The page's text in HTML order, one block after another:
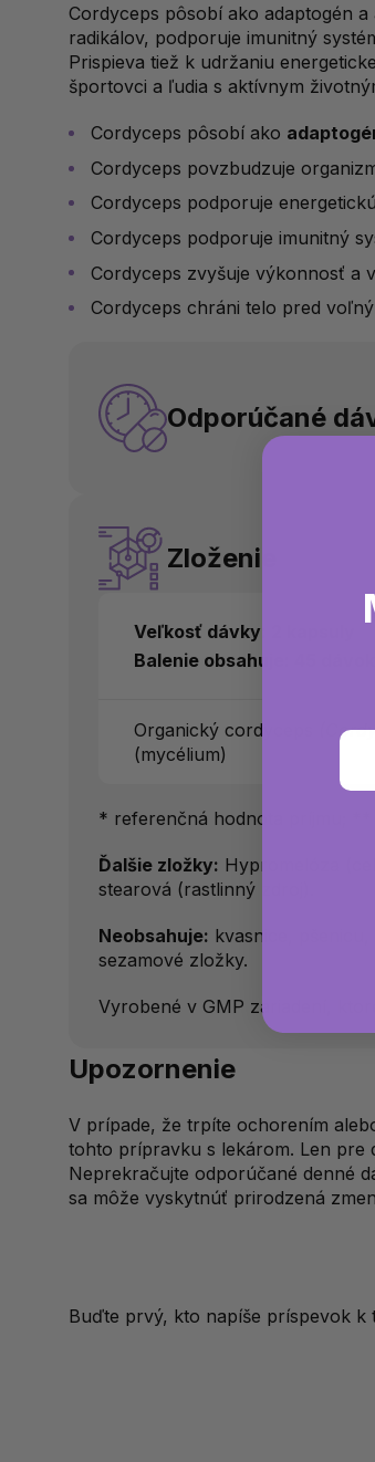
Cordyceps pôsobí ako adaptogén
radikálov, podporuje imunitný
Prispieva tiež k udržaniu
športovci a ľudia s aktívnym
Cordyceps pôsobí ako
Cordyceps povzbudzuje
Cordyceps podporuje
Cordyceps podporuje imunitný
Cordyceps zvyšuje výkonnosť a
Cordyceps chráni telo pred
Odporúčané
Zloženie
Veľkosť dávky: 2 kapsuly
Balenie obsahuje: 45 dávok
Organický cordyceps
(mycélium)
* referenčná hodnota príjmu; **
Ďalšie zložky: Hypromelóza
stearová (rastlinný zdroj).
Neobsahuje: kvasnice,
sezamové zložky.
Vyrobené v GMP zariadení,
Upozornenie
V prípade, že trpíte ochorením
tohto prípravku s lekárom. Len pre
Neprekračujte odporúčané denné
sa môže vyskytnúť prirodzená
Buďte prvý, kto napíše príspevok k